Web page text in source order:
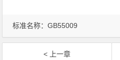
标准名称：GB55009
< 上一章